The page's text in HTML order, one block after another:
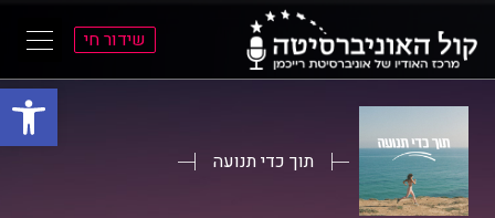
פתח
הראשי
הראשי
שידור חי
תוך כדי תנועה